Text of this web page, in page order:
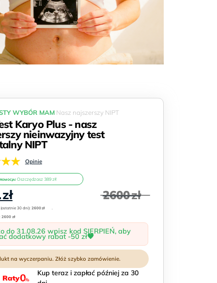
WYBÓR MAMNasz najszerszy NIPT
Karyo Plus - nasz
nieinwazyjny test
NIPT
Opinie
Oszczędzasz 389 zł!
2600zł
zł
wynosi:
2211 zł.
30 dni):2600zł
.
2600 zł
do 31.08.26 wpisz kod SIERPIEŃ, aby
dodatkowy rabat -50 zł🧡
Kup teraz i zapłać później za 30